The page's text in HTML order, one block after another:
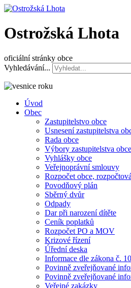
Ostrožská Lhota
oficiální stránky obce
Vyhledávání...
Úvod
Obec
Zastupitelstvo obce
Usnesení zastupitelstva
Rada obce
Výbory zastupitelstva obce
Vyhlášky obce
Veřejnoprávní smlouvy
Rozpočet obce,
Povodňový plán
Sběrný dvůr
Odpady
Dar při narození dítěte
Ceník poplatků
Rozpočet PO a MOV
Krizové řízení
Úřední deska
Informace dle zákona č.
Povinně zveřejňované
Povinně zveřejňované
Veřejné zakázky